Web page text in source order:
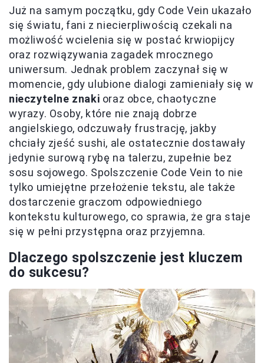
Już na samym początku, gdy Code Vein ukazało
się światu, fani z niecierpliwością czekali na
możliwość wcielenia się w postać krwiopijcy
oraz rozwiązywania zagadek mrocznego
uniwersum. Jednak problem zaczynał się w
momencie, gdy ulubione dialogi zamieniały się w
nieczytelne znaki oraz obce, chaotyczne
wyrazy. Osoby, które nie znają dobrze
angielskiego, odczuwały frustrację, jakby
chciały zjeść sushi, ale ostatecznie dostawały
jedynie surową rybę na talerzu, zupełnie bez
sosu sojowego. Spolszczenie Code Vein to nie
tylko umiejętne przełożenie tekstu, ale także
dostarczenie graczom odpowiedniego
kontekstu kulturowego, co sprawia, że gra staje
się w pełni przystępna oraz przyjemna.
Dlaczego spolszczenie jest kluczem
do sukcesu?